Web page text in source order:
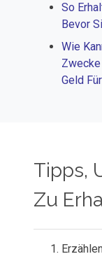
So
Bevor
Wie
Geld
Tipps,
Zu
1.